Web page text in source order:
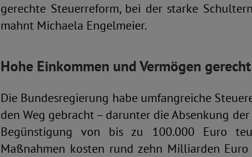
gerechte Steuerreform, bei der starke
mahnt Michaela Engelmeier.
Hohe Einkommen und Vermögen
Die Bundesregierung habe umfangreiche
den Weg gebracht – darunter die Absenkung
Begünstigung von bis zu 100.000 Euro
Maßnahmen kosten rund zehn Milliarden